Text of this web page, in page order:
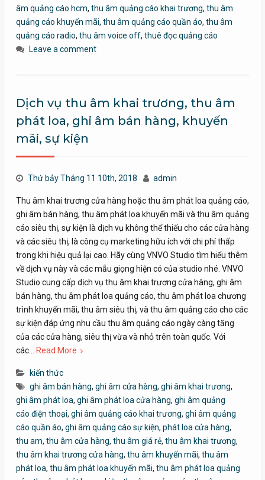
âm quảng cáo hcm, thu âm quảng cáo khai trương, thu âm
quảng cáo khuyến mãi, thu âm quảng cáo quần áo, thu âm
quảng cáo radio, thu âm voice off, thuê đọc quảng cáo
Leave a comment
Dịch vụ thu âm khai trương, thu âm
phát loa, ghi âm bán hàng, khuyến
mãi, sự kiện
Thứ bảy Tháng 11 10th, 2018 admin
Thu âm khai trương cửa hàng hoặc thu âm phát loa quảng cáo,
ghi âm bán hàng, thu âm phát loa khuyến mãi và thu âm quảng
cáo siêu thị, sự kiện là dịch vụ không thể thiếu cho các cửa hàng
và các siêu thị, là công cụ marketing hữu ích với chi phí thấp
trong khi hiệu quả lại cao. Hãy cùng VNVO Studio tìm hiểu thêm
về dịch vụ này và các mẫu giọng hiện có của studio nhé. VNVO
Studio cung cấp dịch vụ thu âm khai trương cửa hàng, ghi âm
bán hàng, thu âm phát loa quảng cáo, thu âm phát loa chương
trình khuyến mãi, thu âm siêu thị, và thu âm quảng cáo cho các
sự kiện đáp ứng nhu cầu thu âm quảng cáo ngày càng tăng
của các cửa hàng, siêu thị vừa và nhỏ trên toàn quốc. Với
các…
Read More
kiến thức
ghi âm bán hàng, ghi âm cửa hàng, ghi âm khai trương,
ghi âm phát loa, ghi âm phát loa cửa hàng, ghi âm quảng
cáo điện thoại, ghi âm quảng cáo khai trương, ghi âm quảng
cáo quần áo, ghi âm quảng cáo sự kiện, phát loa cửa hàng,
thu am, thu âm cửa hàng, thu âm giá rẻ, thu âm khai trương,
thu âm khai trương cửa hàng, thu âm khuyến mãi, thu âm
phát loa, thu âm phát loa khuyến mãi, thu âm phát loa quảng